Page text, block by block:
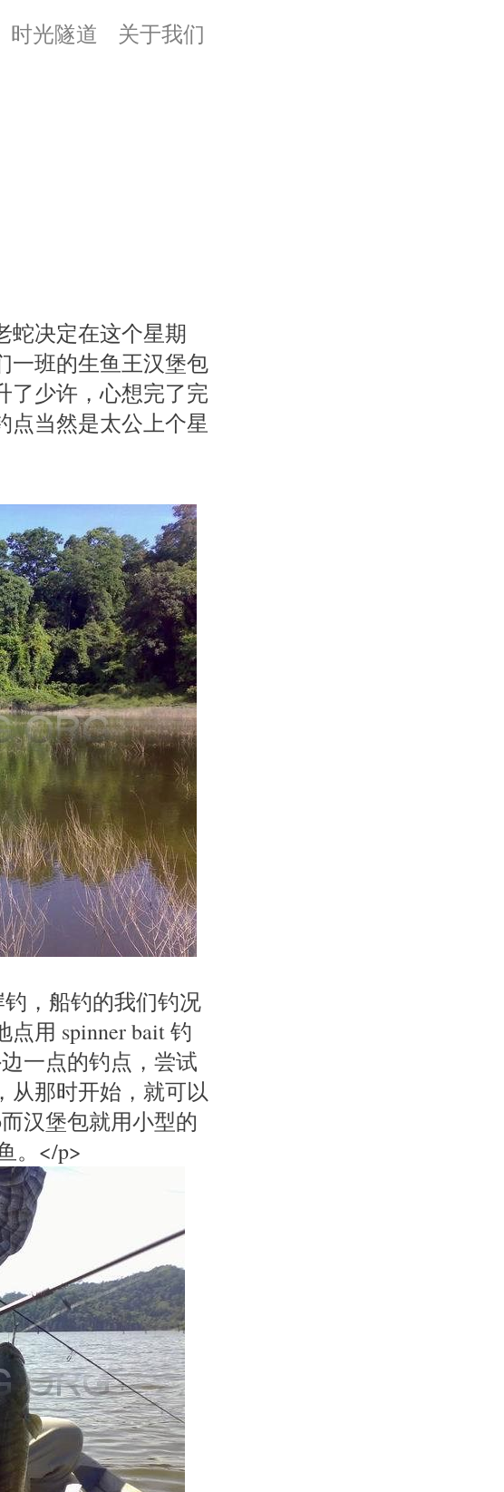
时光隧道 关于我们
蛇决定在这个星期
一班的生鱼王汉堡包
了少许，心想完了完
点当然是太公上个星
，船钓的我们钓况
用 spinner bait 钓
一点的钓点，尝试
从那时开始，就可以
汉堡包就用小型的
。</p>